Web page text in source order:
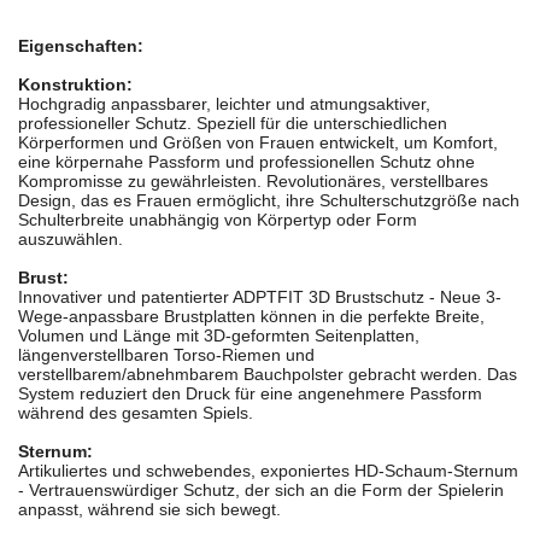
Eigenschaften:
Konstruktion:
Hochgradig anpassbarer, leichter und atmungsaktiver,
professioneller Schutz. Speziell für die unterschiedlichen
Körperformen und Größen von Frauen entwickelt, um Komfort,
eine körpernahe Passform und professionellen Schutz ohne
Kompromisse zu gewährleisten. Revolutionäres, verstellbares
Design, das es Frauen ermöglicht, ihre Schulterschutzgröße nach
Schulterbreite unabhängig von Körpertyp oder Form
auszuwählen.
Brust:
Innovativer und patentierter ADPTFIT 3D Brustschutz - Neue 3-
Wege-anpassbare Brustplatten können in die perfekte Breite,
Volumen und Länge mit 3D-geformten Seitenplatten,
längenverstellbaren Torso-Riemen und
verstellbarem/abnehmbarem Bauchpolster gebracht werden. Das
System reduziert den Druck für eine angenehmere Passform
während des gesamten Spiels.
Sternum:
Artikuliertes und schwebendes, exponiertes HD-Schaum-Sternum
- Vertrauenswürdiger Schutz, der sich an die Form der Spielerin
anpasst, während sie sich bewegt.